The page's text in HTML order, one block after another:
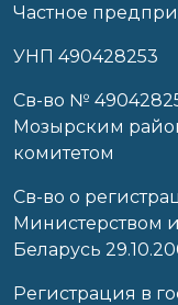
Частное
УНП 490428253
Cв-во №
Мозырским
комитетом
Св-во о
Министерством
Беларусь
Регистрация в